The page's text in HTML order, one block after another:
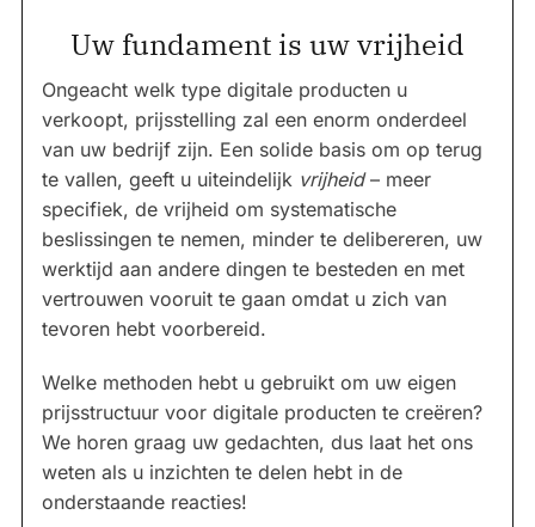
Uw fundament is uw vrijheid
Ongeacht welk type digitale producten u
verkoopt, prijsstelling zal een enorm onderdeel
van uw bedrijf zijn. Een solide basis om op terug
te vallen, geeft u uiteindelijk vrijheid– meer
specifiek, de vrijheid om systematische
beslissingen te nemen, minder te delibereren, uw
werktijd aan andere dingen te besteden en met
vertrouwen vooruit te gaan omdat u zich van
tevoren hebt voorbereid.
Welke methoden hebt u gebruikt om uw eigen
prijsstructuur voor digitale producten te creëren?
We horen graag uw gedachten, dus laat het ons
weten als u inzichten te delen hebt in de
onderstaande reacties!